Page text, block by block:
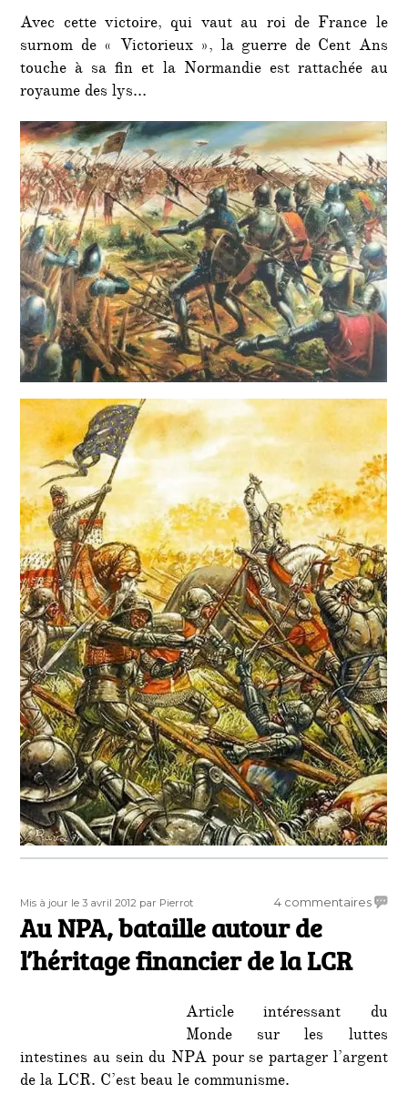
Avec cette victoire, qui vaut au roi de France le
surnom de « Victorieux », la guerre de Cent Ans
touche à sa fin et la Normandie est rattachée au
royaume des lys…
Publié
le
Mis à jour le 3 avril 2012 Auteur
par Pierrot 4 commentairessur
de
Au NPA, bataille autour de
l’héritage financier de la LCR
Article intéressant du
Monde sur les luttes
intestines au sein du NPA pour se partager l’argent
de la LCR. C’est beau le communisme.